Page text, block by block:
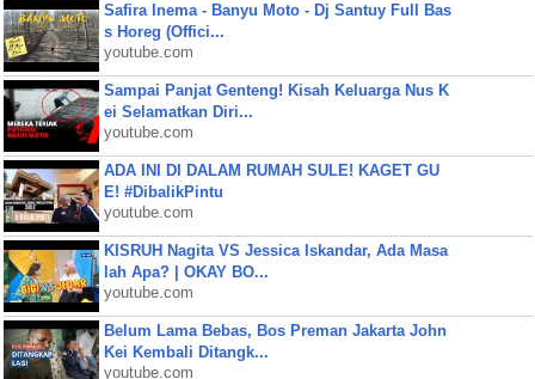
Safira Inema - Banyu Moto - Dj Santuy Full Bas
s Horeg (Offici...
youtube.com
Sampai Panjat Genteng! Kisah Keluarga Nus K
ei Selamatkan Diri...
youtube.com
ADA INI DI DALAM RUMAH SULE! KAGET GU
E! #DibalikPintu
youtube.com
KISRUH Nagita VS Jessica Iskandar, Ada Masa
lah Apa? | OKAY BO...
youtube.com
Belum Lama Bebas, Bos Preman Jakarta John
Kei Kembali Ditangk...
youtube.com